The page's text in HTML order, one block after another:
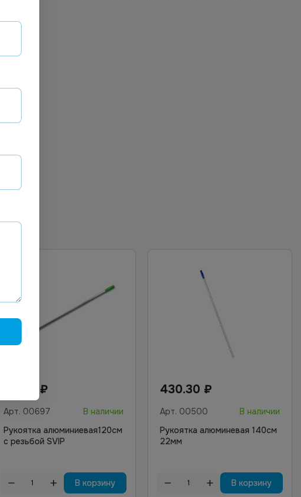
₽
Арт. 00697
В наличии
Рукоятка алюминиевая120см
с резьбой SVIP
В корзину
430.30 ₽
Арт. 00500
В наличии
Рукоятка алюминевая 140см
22мм
В корзину